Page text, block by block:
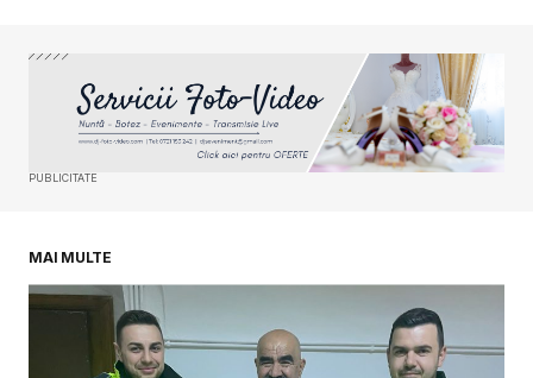
Your E-mail*
SUBMIT COMMENT
PUBLICITATE
MAI MULTE